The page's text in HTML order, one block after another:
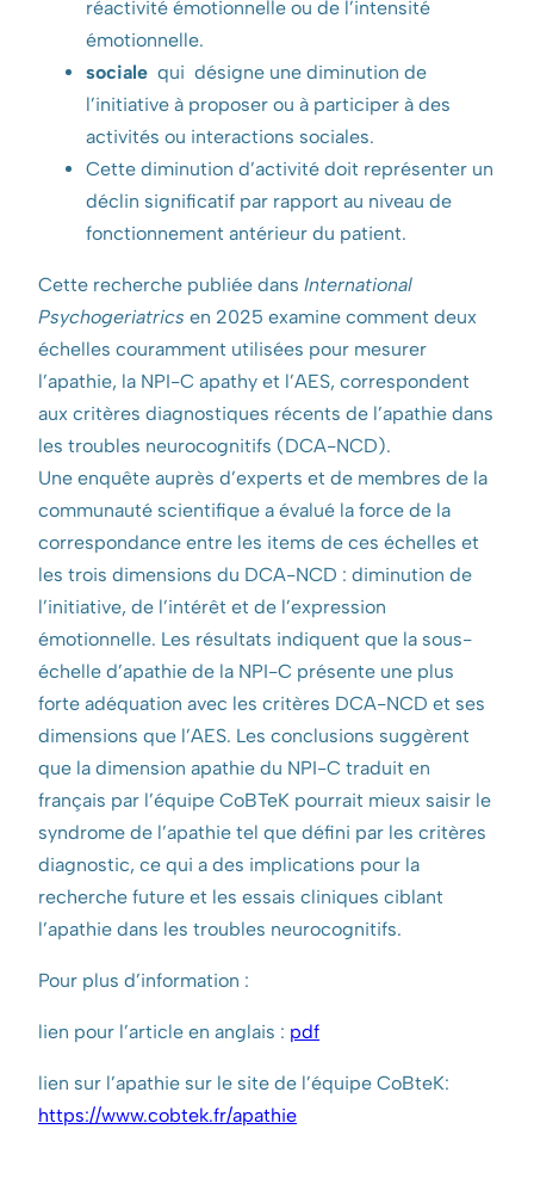
réactivité émotionnelle ou de l’intensité
émotionnelle.
sociale qui désigne une diminution de
l’initiative à proposer ou à participer à des
activités ou interactions sociales.
Cette diminution d’activité doit représenter un
déclin significatif par rapport au niveau de
fonctionnement antérieur du patient.
Cette recherche publiée dans International
Psychogeriatrics en 2025 examine comment deux
échelles couramment utilisées pour mesurer
l’apathie, la NPI-C apathy et l’AES, correspondent
aux critères diagnostiques récents de l’apathie dans
les troubles neurocognitifs (DCA-NCD).
Une enquête auprès d’experts et de membres de la
communauté scientifique a évalué la force de la
correspondance entre les items de ces échelles et
les trois dimensions du DCA-NCD : diminution de
l’initiative, de l’intérêt et de l’expression
émotionnelle. Les résultats indiquent que la sous-
échelle d’apathie de la NPI-C présente une plus
forte adéquation avec les critères DCA-NCD et ses
dimensions que l’AES. Les conclusions suggèrent
que la dimension apathie du NPI-C traduit en
français par l’équipe CoBTeK pourrait mieux saisir le
syndrome de l’apathie tel que défini par les critères
diagnostic, ce qui a des implications pour la
recherche future et les essais cliniques ciblant
l’apathie dans les troubles neurocognitifs.
Pour plus d’information :
lien pour l’article en anglais : pdf
lien sur l’apathie sur le site de l’équipe CoBteK:
https://www.cobtek.fr/apathie